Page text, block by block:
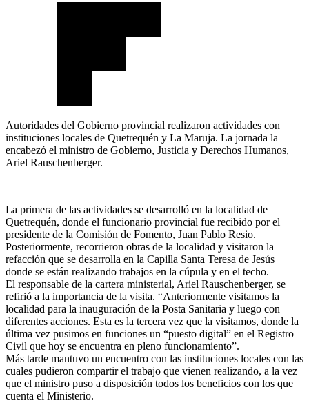
Autoridades del Gobierno provincial realizaron actividades con
instituciones locales de Quetrequén y La Maruja. La jornada la
encabezó el ministro de Gobierno, Justicia y Derechos Humanos,
Ariel Rauschenberger.
La primera de las actividades se desarrolló en la localidad de
Quetrequén, donde el funcionario provincial fue recibido por el
presidente de la Comisión de Fomento, Juan Pablo Resio.
Posteriormente, recorrieron obras de la localidad y visitaron la
refacción que se desarrolla en la Capilla Santa Teresa de Jesús
donde se están realizando trabajos en la cúpula y en el techo.
El responsable de la cartera ministerial, Ariel Rauschenberger, se
refirió a la importancia de la visita. “Anteriormente visitamos la
localidad para la inauguración de la Posta Sanitaria y luego con
diferentes acciones. Esta es la tercera vez que la visitamos, donde la
última vez pusimos en funciones un “puesto digital” en el Registro
Civil que hoy se encuentra en pleno funcionamiento”.
Más tarde mantuvo un encuentro con las instituciones locales con las
cuales pudieron compartir el trabajo que vienen realizando, a la vez
que el ministro puso a disposición todos los beneficios con los que
cuenta el Ministerio.